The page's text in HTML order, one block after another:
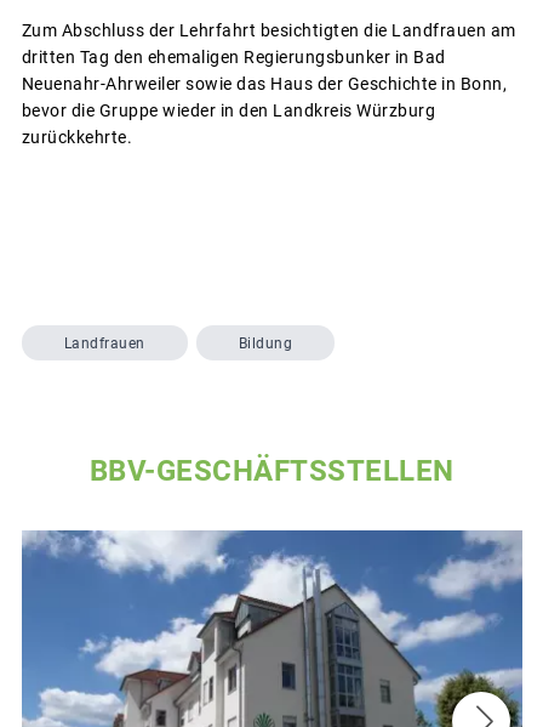
Zum Abschluss der Lehrfahrt besichtigten die Landfrauen am
dritten Tag den ehemaligen Regierungsbunker in Bad
Neuenahr-Ahrweiler sowie das Haus der Geschichte in Bonn,
bevor die Gruppe wieder in den Landkreis Würzburg
zurückkehrte.
Landfrauen Bildung
BBV-GESCHÄFTSSTELLEN